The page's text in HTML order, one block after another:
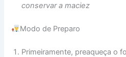
conservar a maciez
Modo de Preparo
Primeiramente, preaqueça o